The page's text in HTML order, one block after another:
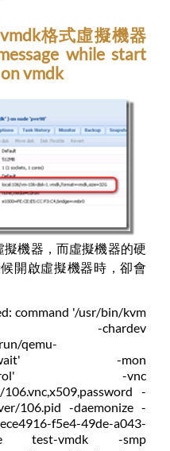
格式虛擬機器
while start
vmdk
機器，而虛擬機器的硬
開啟虛擬機器時，卻會
command '/usr/bin/kvm
qemu-
-mon
-vnc
-
106.pid -daemonize -
f5e4-49de-a043-
test-vmdk -smp